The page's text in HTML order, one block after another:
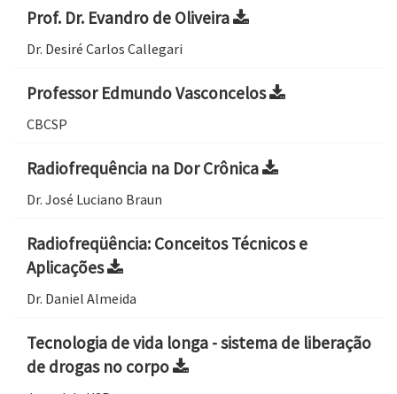
Prof. Dr. Evandro de Oliveira
Dr. Desiré Carlos Callegari
Professor Edmundo Vasconcelos
CBCSP
Radiofrequência na Dor Crônica
Dr. José Luciano Braun
Radiofreqüência: Conceitos Técnicos e
Aplicações
Dr. Daniel Almeida
Tecnologia de vida longa - sistema de liberação
de drogas no corpo